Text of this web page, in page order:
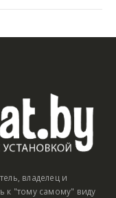
владелец и
к "тому самому" виду